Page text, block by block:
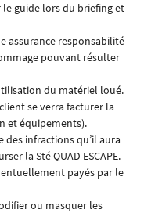
guide lors du briefing et
assurance responsabilité
pouvant résulter
du matériel loué.
se verra facturer la
et équipements).
des infractions qu’il aura
la Sté QUAD ESCAPE.
payés par le
ou masquer les